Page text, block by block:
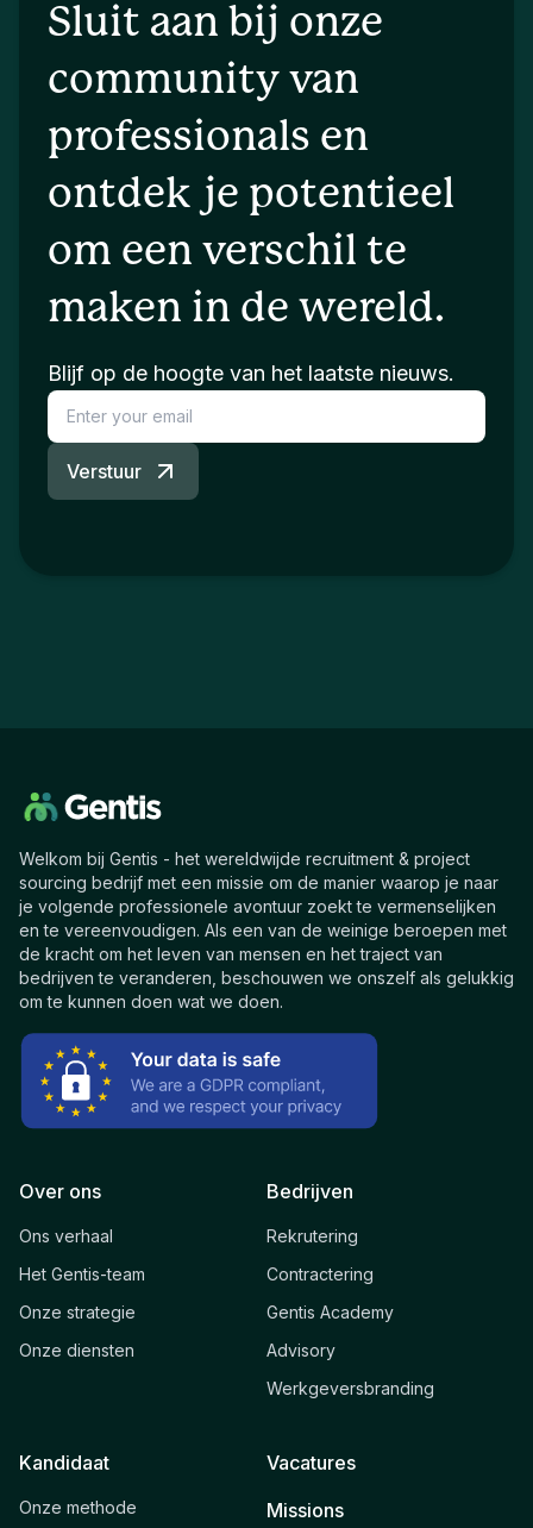
Sluit aan bij onze
community van
professionals en
ontdek je potentieel
om een verschil te
maken in de wereld.
Blijf op de hoogte van het laatste nieuws.
Verstuur
Welkom bij Gentis - het wereldwijde recruitment & project
sourcing bedrijf met een missie om de manier waarop je naar
je volgende professionele avontuur zoekt te vermenselijken
en te vereenvoudigen. Als een van de weinige beroepen met
de kracht om het leven van mensen en het traject van
bedrijven te veranderen, beschouwen we onszelf als gelukkig
om te kunnen doen wat we doen.
Over ons
Ons verhaal
Het Gentis-team
Onze strategie
Onze diensten
Bedrijven
Rekrutering
Contractering
Gentis Academy
Advisory
Werkgeversbranding
Kandidaat
Onze methode
Vacatures
Missions